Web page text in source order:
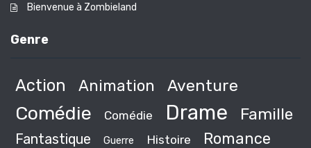
Bienvenue à Zombieland
Genre
Action Animation Aventure
Comédie Comédie Drame Famille
Fantastique Guerre Histoire Romance